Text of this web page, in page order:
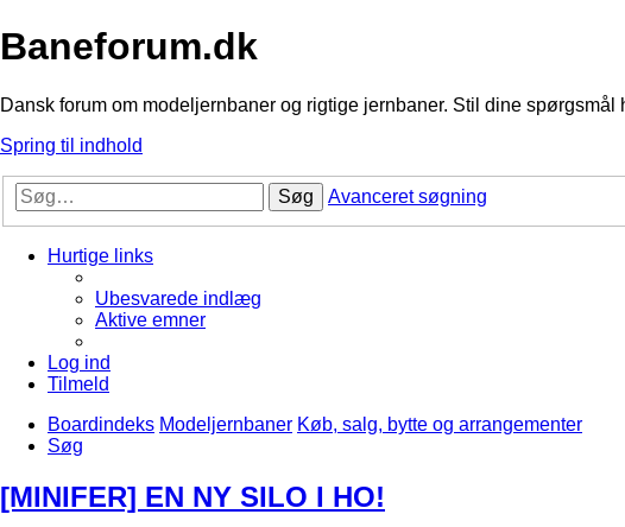
Baneforum.dk
Dansk forum om modeljernbaner og rigtige jernbaner. Stil dine spørgsmål
Spring til indhold
Søg Avanceret søgning
Hurtige links
Ubesvarede indlæg
Aktive emner
Log ind
Tilmeld
Boardindeks Modeljernbaner Køb, salg, bytte og arrangementer
Søg
[MINIFER] EN NY SILO I HO!